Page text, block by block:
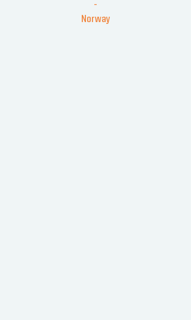
-
Norway